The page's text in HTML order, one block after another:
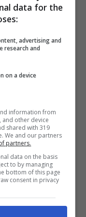
svezzato
di
piccoli
palla di pelo
in
con i bambini
essere
è
data for the
advertising and
research and
on a device
information from
and other device
shared with 319
We and our partners
partners.
data on the basis
to by managing
bottom of this page
consent in privacy